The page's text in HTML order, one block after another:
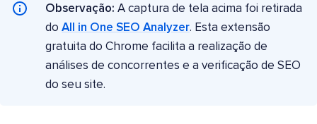
Observação: A captura de tela acima foi retirada
do All in One SEO Analyzer. Esta extensão
gratuita do Chrome facilita a realização de
análises de concorrentes e a verificação de SEO
do seu site.